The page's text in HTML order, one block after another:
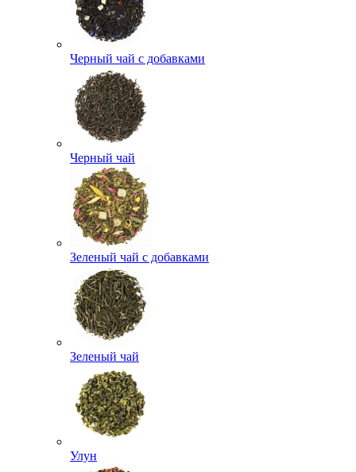
Черный чай с добавками
Черный чай
Зеленый чай с добавками
Зеленый чай
Улун